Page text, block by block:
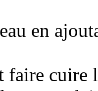
en
faire cuire